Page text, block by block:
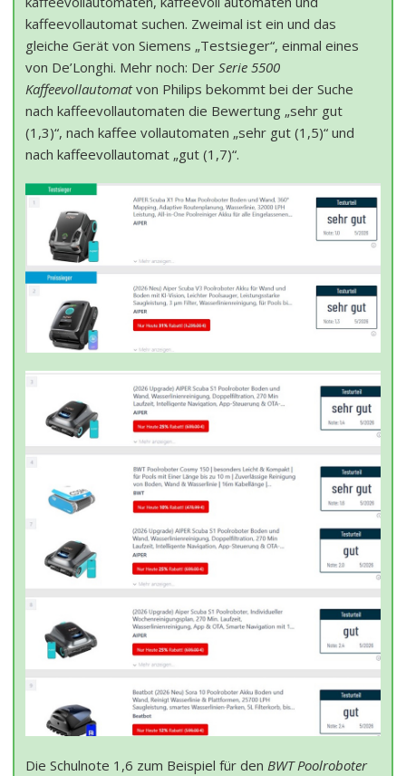
kaffeevollautomat suchen. Zweimal ist ein und das
gleiche Gerät von Siemens „Testsieger“, einmal eines
von De’Longhi. Mehr noch: Der Serie 5500
Kaffeevollautomatvon Philips bekommt bei der Suche
nach kaffeevollautomaten die Bewertung „sehr gut
(1,3)“, nach kaffee vollautomaten „sehr gut (1,5)“ und
nach kaffeevollautomat „gut (1,7)“.
Die Schulnote 1,6 zum Beispiel für den BWT Poolroboter